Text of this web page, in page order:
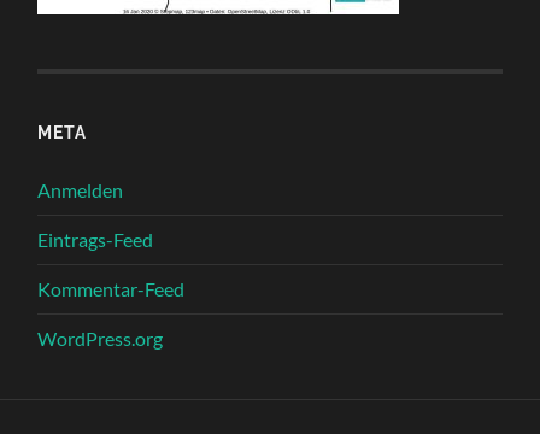
META
Anmelden
Eintrags-Feed
Kommentar-Feed
WordPress.org